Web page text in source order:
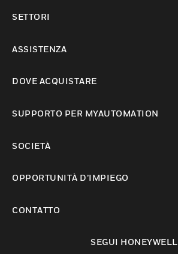
SETTORI
ASSISTENZA
DOVE ACQUISTARE
SUPPORTO PER MYAUTOMATION
SOCIETÀ
OPPORTUNITÀ D’IMPIEGO
CONTATTO
SEGUI HONEYWELL